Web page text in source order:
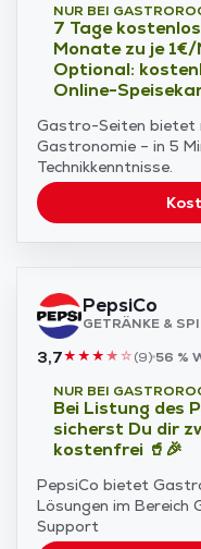
NUR BEI
7 Tage
Monate zu je
Optional:
Online-
Gastro-Seiten bietet
Gastronomie – in 5
Technikkenntnisse.
PepsiCo
GETRÄNKE &
3,7★★★★☆(9)56 %
NUR BEI
Bei Listung des
sicherst Du dir
kostenfrei 🥤🎉
PepsiCo bietet
Lösungen im Bereich
Support